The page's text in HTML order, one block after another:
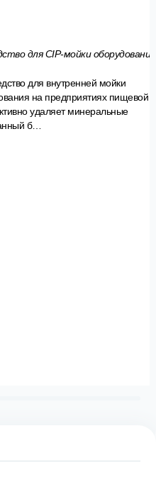
для CIP-мойки оборудования
для внутренней мойки
на предприятиях пищевой
удаляет минеральные
б…